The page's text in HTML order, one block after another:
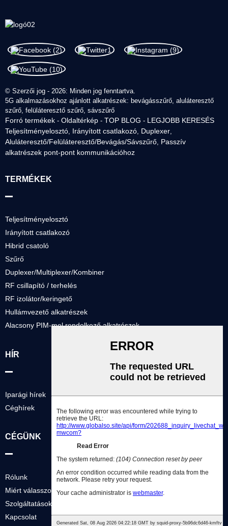
© Szerzői jog - 2026: Minden jog fenntartva.
5G alkalmazásokhoz ajánlott alkatrészek: bevágásszűrő, aluláteresztő
szűrő, felüláteresztő szűrő, sávszűrő
Forró termékek -Oldaltérkép -TOP BLOG - LEGJOBB KERESÉS
Teljesítményelosztó Irányított csatlakozó Duplexer
Aluláteresztő/Felüláteresztő/Bevágás/Sávszűrő Passzív
alkatrészek pont-pont kommunikációhoz
TERMÉKEK
Teljesítményelosztó
Irányított csatlakozó
Hibrid csatoló
Szűrő
Duplexer/Multiplexer/Kombiner
RF csillapító / terhelés
RF izolátor/keringető
Hullámvezető alkatrészek
Alacsony PIM-mel rendelkező alkatrészek
HÍR
Iparági hírek
Céghírek
CÉGÜNK
Rólunk
Miért válasszon minket?
Szolgáltatások
Kapcsolat